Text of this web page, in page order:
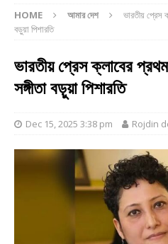
HOME আমার দেশ
ভারতীয় প্রেস
বড়ুয়া পিশারতি
ভারতীয় প্রেস ক্লাবের
সঙ্গীতা বড়ুয়া পিশারতি
Dec 15, 2025 3:38 pm Rojdin